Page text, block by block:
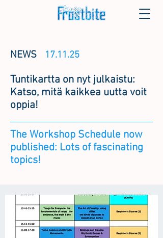
NEWS 17.11.25
Tuntikartta on nyt julkaistu:
Katso, mitä kaikkea uutta voit
oppia!
The Workshop Schedule now
published: Lots of fascinating
topics!